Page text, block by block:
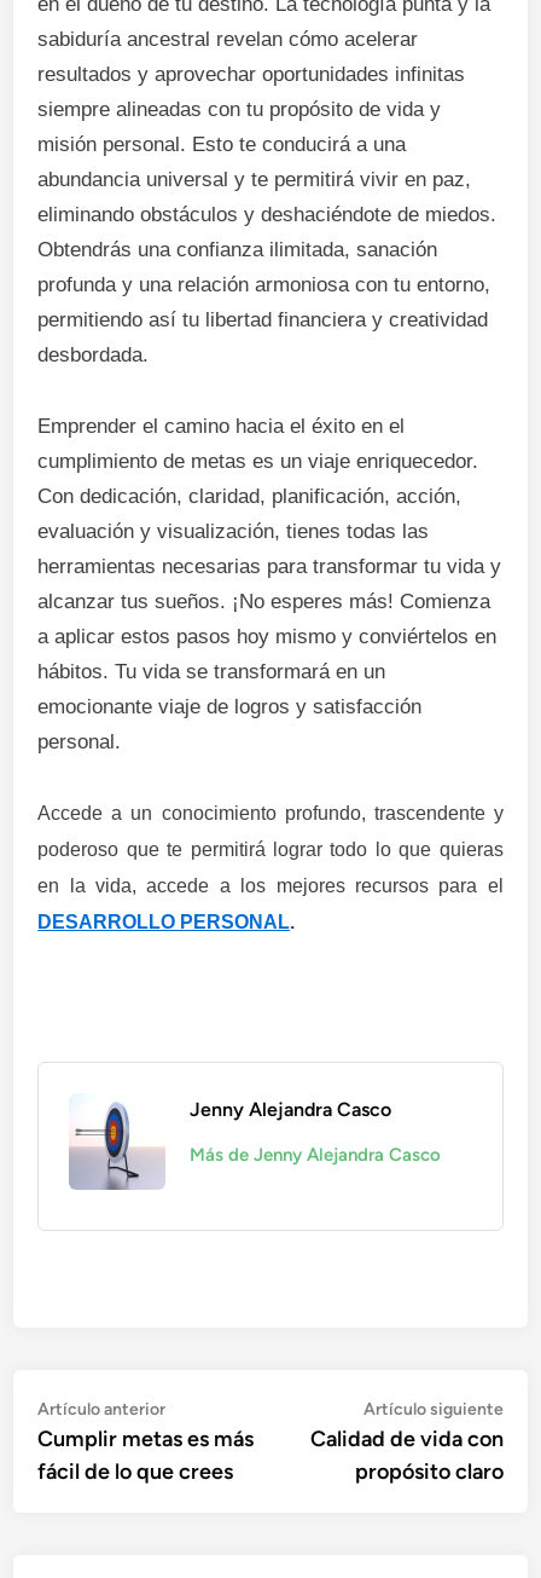
sabiduría ancestral revelan cómo acelerar
resultados y aprovechar oportunidades infinitas
siempre alineadas con tu propósito de vida y
misión personal. Esto te conducirá a una
abundancia universal y te permitirá vivir en paz,
eliminando obstáculos y deshaciéndote de miedos.
Obtendrás una confianza ilimitada, sanación
profunda y una relación armoniosa con tu entorno,
permitiendo así tu libertad financiera y creatividad
desbordada.
Emprender el camino hacia el éxito en el
cumplimiento de metas es un viaje enriquecedor.
Con dedicación, claridad, planificación, acción,
evaluación y visualización, tienes todas las
herramientas necesarias para transformar tu vida y
alcanzar tus sueños. ¡No esperes más! Comienza
a aplicar estos pasos hoy mismo y conviértelos en
hábitos. Tu vida se transformará en un
emocionante viaje de logros y satisfacción
personal.
Accede a un conocimiento profundo, trascendente y
poderoso que te permitirá lograr todo lo que quieras
en la vida, accede a los mejores recursos para el
DESARROLLO PERSONAL.
Jenny Alejandra Casco
Más de Jenny Alejandra Casco
Navegación
de
entradas
Artículo anteriorArtículo
anterior:
Cumplir metas es más
fácil de lo que crees
Artículo siguiente
Calidad de vida con
propósito claro